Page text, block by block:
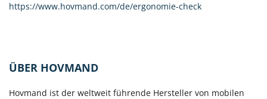
https://www.hovmand.com/de/ergonomie-check
ÜBER HOVMAND
Hovmand ist der weltweit führende Hersteller von mobilen